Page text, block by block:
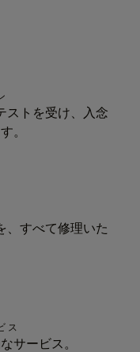
ストを受け、入念
。
、すべて修理いた
ス
サービス。